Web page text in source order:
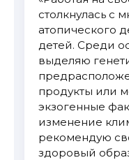
столкнулась с
атопического
детей. Среди
выделяю
продукты или
экзогенные
изменение
рекомендую
здоровый